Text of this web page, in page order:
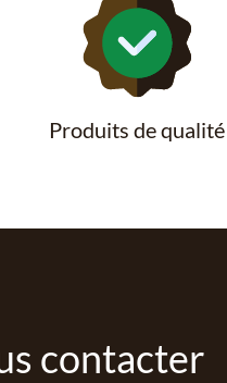
Produits de qualité
contacter